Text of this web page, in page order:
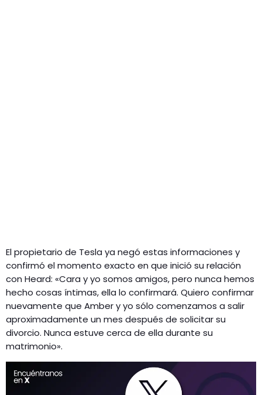
El propietario de Tesla ya negó estas informaciones y
confirmó el momento exacto en que inició su relación
con Heard: «Cara y yo somos amigos, pero nunca hemos
hecho cosas íntimas, ella lo confirmará. Quiero confirmar
nuevamente que Amber y yo sólo comenzamos a salir
aproximadamente un mes después de solicitar su
divorcio. Nunca estuve cerca de ella durante su
matrimonio».